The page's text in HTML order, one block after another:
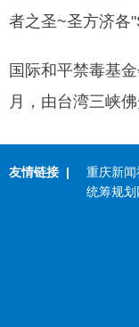
者之圣~圣方济各
国际和平禁毒基
月，由台湾三峡
友情链接 | 重庆新闻
统筹规划